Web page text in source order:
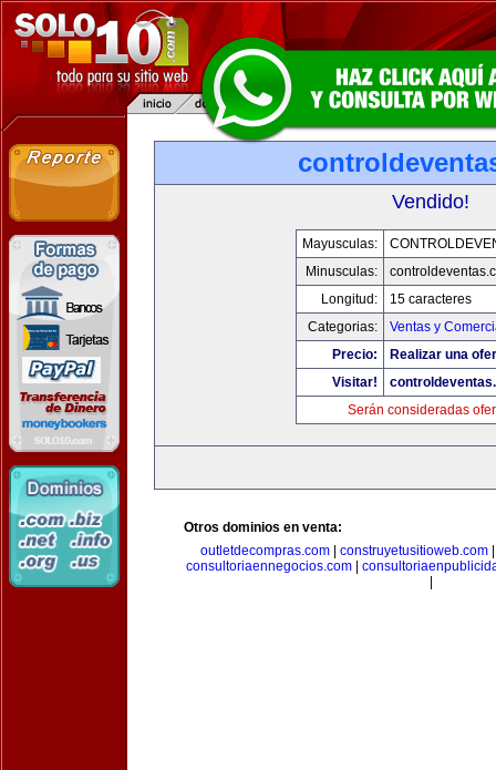
Vendido!
Mayusculas:
Minusculas:
Longitud:
15 caracteres
Categorias:
Ventas y
Precio:
Realizar una
Visitar!
Serán consideradas
Otros dominios en venta:
outletdecompras.com
construyetusitioweb.com
consultoriaennegocios.com|